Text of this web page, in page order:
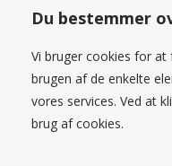
Du bestemmer
Vi bruger cookies for at
brugen af de enkelte
vores services. Ved at
brug af cookies.
Please Chino Flare Cotton
1.599,00 799,50 DKK